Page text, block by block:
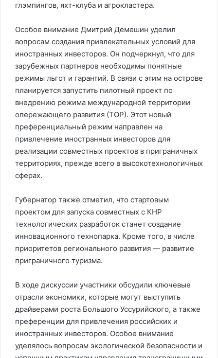
глэмпингов, яхт-клуба и агрокластера.
Особое внимание Дмитрий Демешин уделил
вопросам создания привлекательных условий для
иностранных инвесторов. Он подчеркнул, что для
зарубежных партнеров необходимы понятные
режимы льгот и гарантий. В связи с этим на острове
планируется запустить пилотный проект по
внедрению режима международной территории
опережающего развития (ТОР). Этот новый
преференциальный режим направлен на
привлечение иностранных инвесторов для
реализации совместных проектов в приграничных
территориях, прежде всего в высокотехнологичных
сферах.
Губернатор также отметил, что стартовым
проектом для запуска совместных с КНР
технологических разработок станет создание
инновационного технопарка. Кроме того, в числе
приоритетов регионального развития — развитие
приграничного туризма.
В ходе дискуссии участники обсудили ключевые
отрасли экономики, которые могут выступить
драйверами роста Большого Уссурийского, а также
преференции для привлечения российских и
иностранных инвесторов. Особое внимание
уделялось вопросам экологической безопасности и